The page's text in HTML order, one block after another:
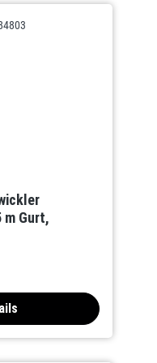
m Gurt,